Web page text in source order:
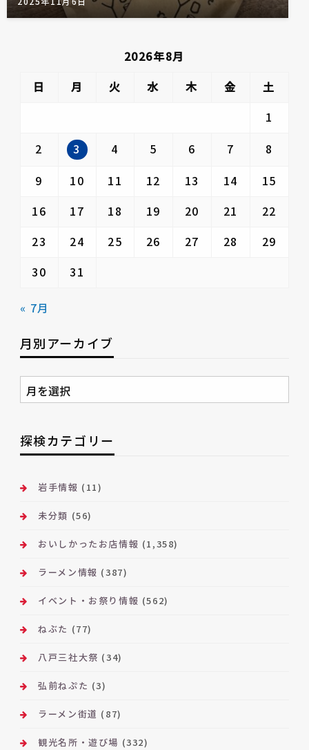
2026年8月
日
月 火 水 木 金
土
1
2
3 4 5 6 7
8
9
10 11 12 13 14
15
16
17 18 19 20 21
22
23
24 25 26 27 28
29
30
31
« 7月
月別アーカイブ
月
別
ー
カ
ブ
探検カテゴリー
岩手情報 (11)
未分類 (56)
おいしかったお店情報 (1,358)
ラーメン情報 (387)
イベント・お祭り情報 (562)
ねぶた (77)
八戸三社大祭 (34)
弘前ねぷた (3)
ラーメン街道 (87)
観光名所・遊び場 (332)